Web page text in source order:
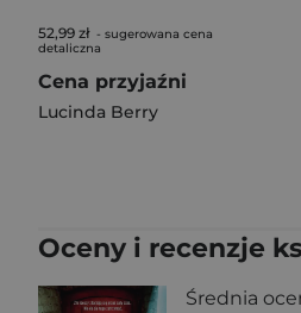
52,99 zł - sugerowana cena
detaliczna
Cena przyjaźni
Lucinda Berry
Oceny i recenzje
Średnia